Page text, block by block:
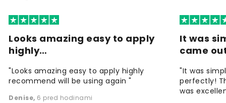
Looks amazing easy to apply
highly…
"Looks amazing easy to apply highly
recommend will be using again "
Denise, 6 pred hodinami
It was
came
"It was
perfectly!
was